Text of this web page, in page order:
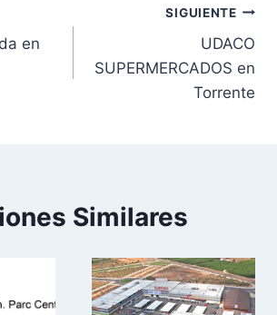
en
SIGUIENTE
UDACO
SUPERMERCADOS en
Torrente
Similares